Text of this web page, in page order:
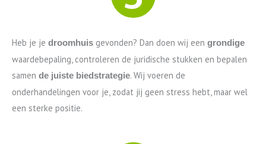
Heb je je droomhuis gevonden? Dan doen wij een grondige
waardebepaling, controleren de juridische stukken en bepalen
samen de juiste biedstrategie. Wij voeren de
onderhandelingen voor je, zodat jij geen stress hebt, maar wel
een sterke positie.